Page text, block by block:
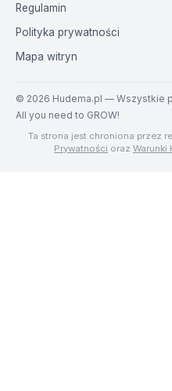
Regulamin
Polityka prywatności
Mapa witryn
© 2026 Hudema.pl — Wszystkie
All you need to GROW!
Ta strona jest chroniona przez
Prywatności oraz Warunki